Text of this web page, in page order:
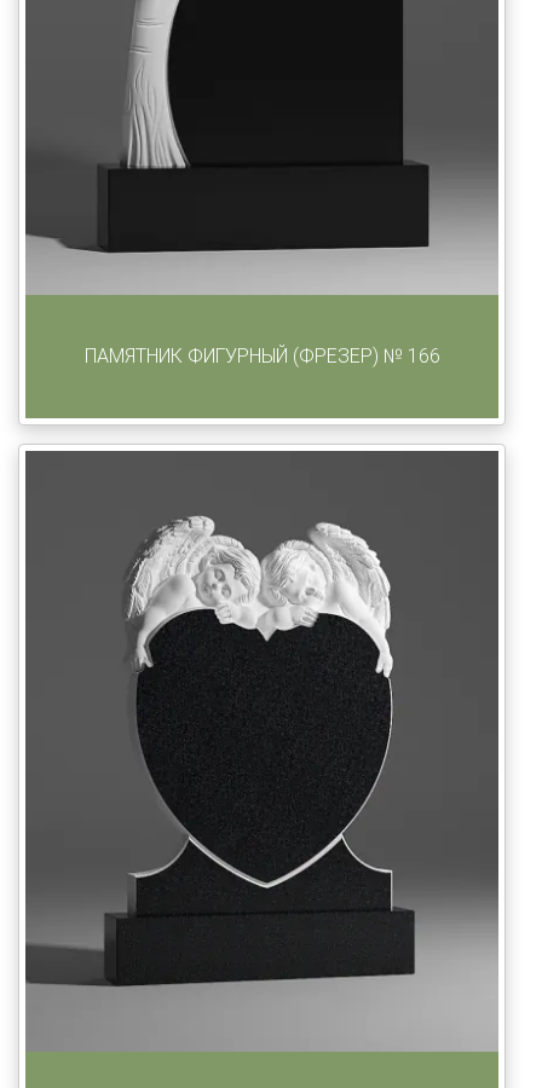
ПАМЯТНИК ФИГУРНЫЙ (ФРЕЗЕР) № 166